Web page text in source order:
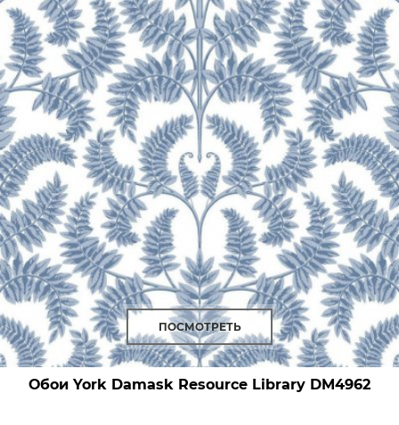
ПОСМОТРЕТЬ
Обои York Damask Resource Library DM4962